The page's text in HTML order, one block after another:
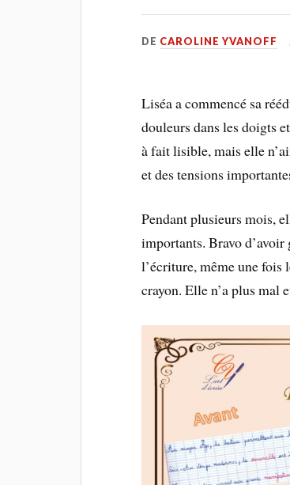
DE CAROLINE YVANOFF
Liséa a commencé sa
douleurs dans les doigts
à fait lisible, mais elle
et des tensions
Pendant plusieurs mois,
importants. Bravo
l’écriture, même une fois
crayon. Elle n’a plus mal